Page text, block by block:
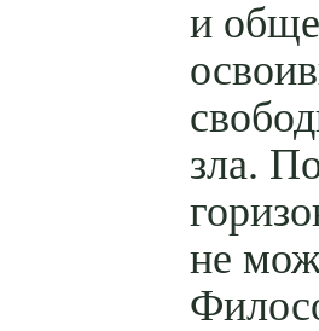
и
зла.
не